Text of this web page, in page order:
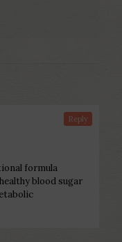
formula
blood sugar
Reply